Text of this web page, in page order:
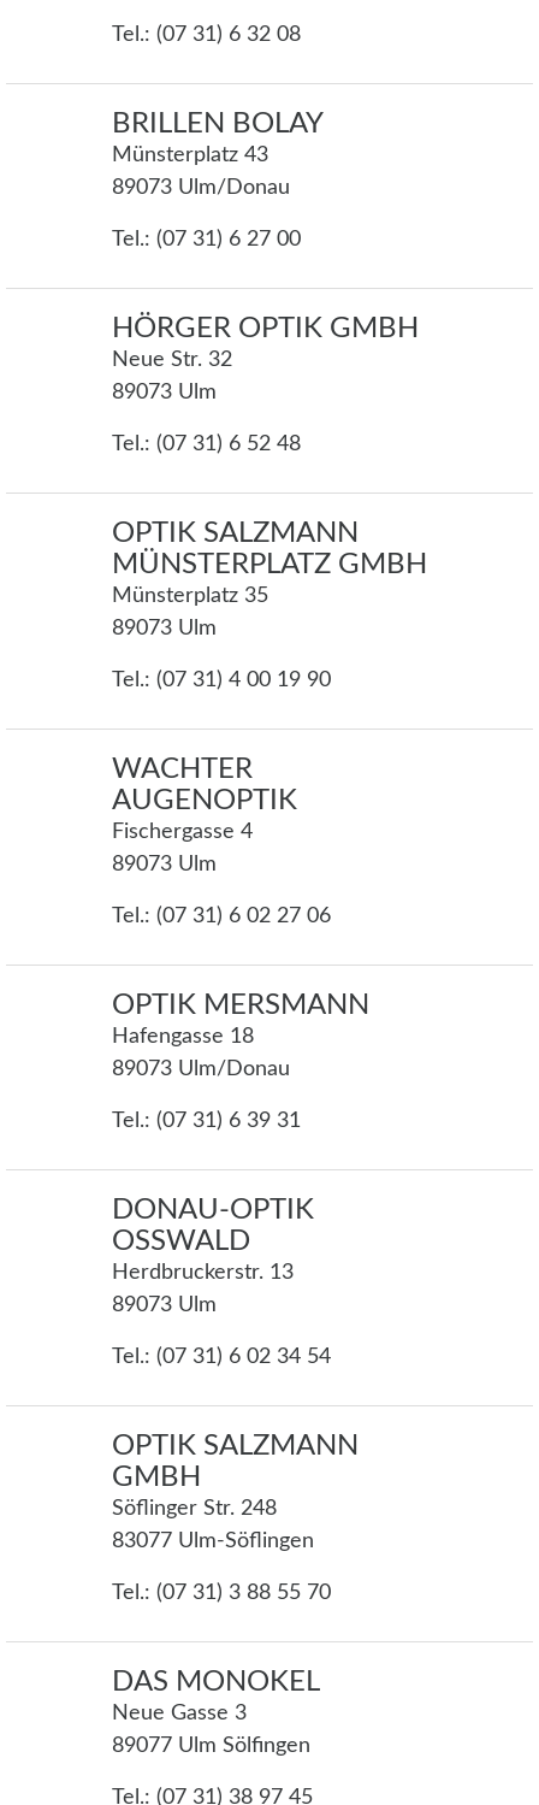
Tel.: (07 31) 6 32 08
BRILLEN BOLAY
Münsterplatz 43
89073 Ulm/Donau
Tel.: (07 31) 6 27 00
HÖRGER OPTIK GMBH
Neue Str. 32
89073 Ulm
Tel.: (07 31) 6 52 48
OPTIK SALZMANN
MÜNSTERPLATZ GMBH
Münsterplatz 35
89073 Ulm
Tel.: (07 31) 4 00 19 90
WACHTER
AUGENOPTIK
Fischergasse 4
89073 Ulm
Tel.: (07 31) 6 02 27 06
OPTIK MERSMANN
Hafengasse 18
89073 Ulm/Donau
Tel.: (07 31) 6 39 31
DONAU-OPTIK
OSSWALD
Herdbruckerstr. 13
89073 Ulm
Tel.: (07 31) 6 02 34 54
OPTIK SALZMANN
GMBH
Söflinger Str. 248
83077 Ulm-Söflingen
Tel.: (07 31) 3 88 55 70
DAS MONOKEL
Neue Gasse 3
89077 Ulm Sölfingen
Tel.: (07 31) 38 97 45